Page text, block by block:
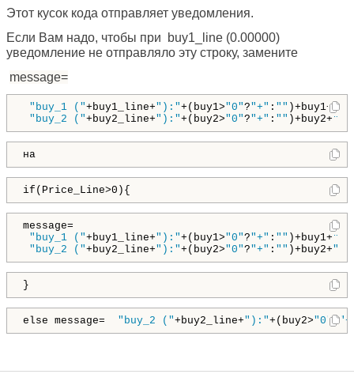
Этот кусок кода отправляет уведомления.
Если Вам надо, чтобы при buy1_line (0.00000)
уведомление не отправляло эту строку, замените
message=
"buy_1 ("+buy1_line+"):"+(buy1>"0"?"+" : "" )+buy1+ "
"buy_2 ("+buy2_line+"):"+(buy2>"0"?"+" : "" )+buy2+ "
на
if(Price_Line>0){
message=
"buy_1 ("+buy1_line+"):"+(buy1>"0"?"+" : "" )+buy1+ "
"buy_2 ("+buy2_line+"):"+(buy2>"0"?"+" : "" )+buy2+"
}
else message= "buy_2 ("+buy2_line+"):"+(buy2>"0" ?